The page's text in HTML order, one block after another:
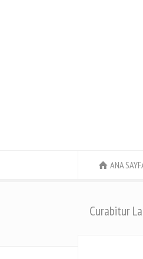
ANA
Curabitur